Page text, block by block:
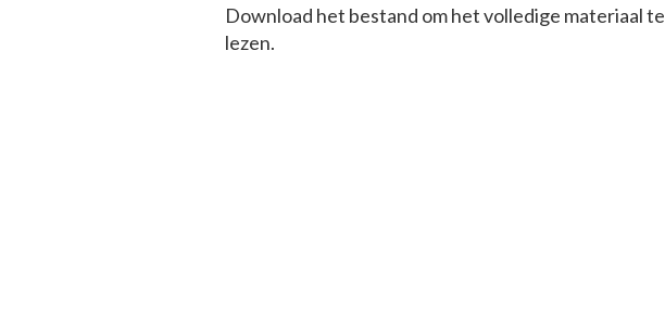
Download het bestand om het volledige materiaal te
lezen.